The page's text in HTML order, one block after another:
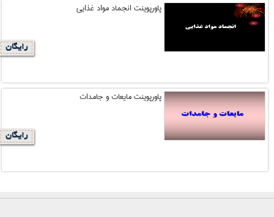
پاورپوینت انجماد مواد غذایی
رایگان
پاورپوینت مایعات و جامدات
رایگان